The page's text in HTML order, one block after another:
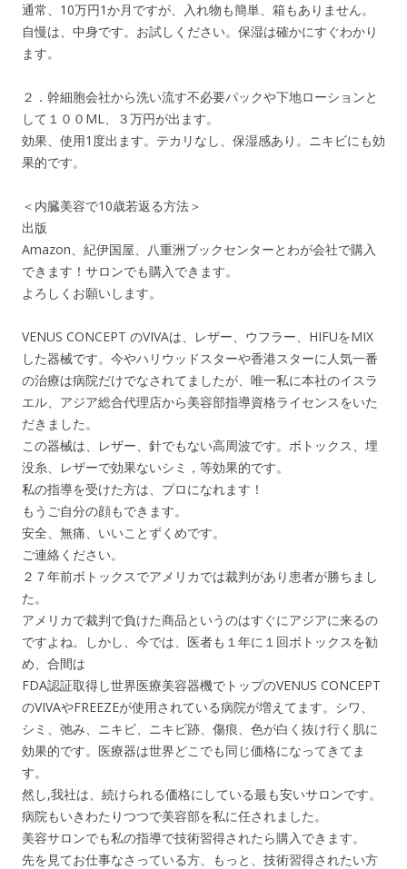
通常、10万円1か月ですが、入れ物も簡単、箱もありません。
自慢は、中身です。お試しください。保湿は確かにすぐわかり
ます。
２．幹細胞会社から洗い流す不必要パックや下地ローションと
して１００ML、３万円が出ます。
効果、使用1度出ます。テカリなし、保湿感あり。ニキビにも効
果的です。
＜内臓美容で10歳若返る方法＞
出版
Amazon、紀伊国屋、八重洲ブックセンターとわが会社で購入
できます！サロンでも購入できます。
よろしくお願いします。
VENUS CONCEPT のVIVAは、レザー、ウフラー、HIFUをMIX
した器械です。今やハリウッドスターや香港スターに人気一番
の治療は病院だけでなされてましたが、唯一私に本社のイスラ
エル、アジア総合代理店から美容部指導資格ライセンスをいた
だきました。
この器械は、レザー、針でもない高周波です。ボトックス、埋
没糸、レザーで効果ないシミ，等効果的です。
私の指導を受けた方は、プロになれます！
もうご自分の顔もできます。
安全、無痛、いいことずくめです。
ご連絡ください。
２７年前ボトックスでアメリカでは裁判があり患者が勝ちまし
た。
アメリカで裁判で負けた商品というのはすぐにアジアに来るの
ですよね。しかし、今では、医者も１年に１回ボトックスを勧
め、合間は
FDA認証取得し世界医療美容器機でトップのVENUS CONCEPT
のVIVAやFREEZEが使用されている病院が増えてます。シワ、
シミ、弛み、ニキビ、ニキビ跡、傷痕、色が白く抜け行く肌に
効果的です。医療器は世界どこでも同じ価格になってきてま
す。
然し,我社は、続けられる価格にしている最も安いサロンです。
病院もいきわたりつつで美容部を私に任されました。
美容サロンでも私の指導で技術習得されたら購入できます。
先を見てお仕事なさっている方、もっと、技術習得されたい方